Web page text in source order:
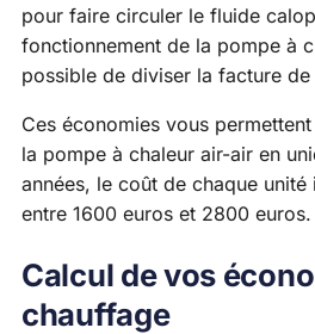
pour faire circuler le fluide
fonctionnement de la pompe à
possible de diviser la facture de
Ces économies vous
la pompe à chaleur air-air en
années, le coût de chaque unité
entre 1600 euros et 2800 euros.
Calcul de vos
chauffage